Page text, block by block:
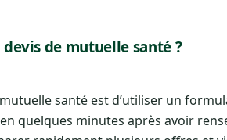
de mutuelle santé ?
santé est d’utiliser un
quelques minutes après avoir